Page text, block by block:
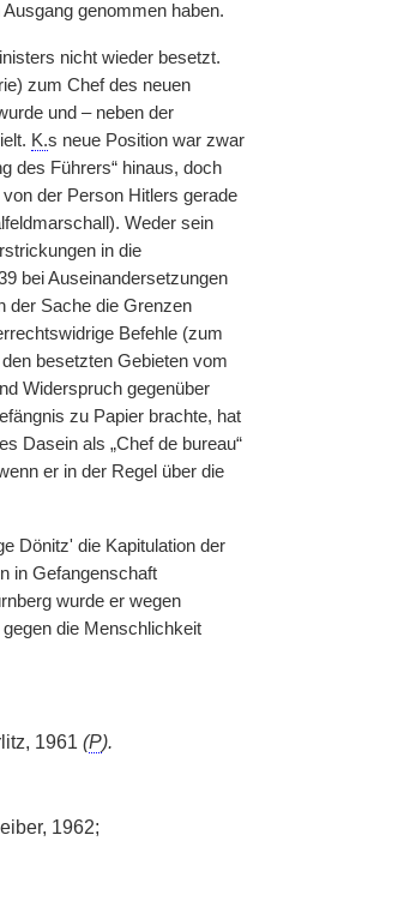
genommen haben.
nicht wieder besetzt.
zum Chef des neuen
und – neben der
K.s neue Position war zwar
des Führers“ hinaus, doch
der Person Hitlers gerade
Weder sein
in die
bei Auseinandersetzungen
der Sache die Grenzen
Befehle (zum
besetzten Gebieten vom
Widerspruch gegenüber
zu Papier brachte, hat
Dasein als „Chef de bureau“
er in der Regel über die
Dönitz' die Kapitulation der
in Gefangenschaft
wurde er wegen
die Menschlichkeit
1961 (P).
1962;